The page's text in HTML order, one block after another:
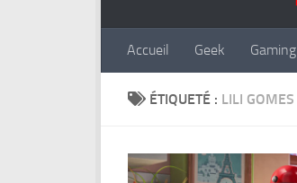
Accueil Geek Gaming
ÉTIQUETÉ : LILI GOMES